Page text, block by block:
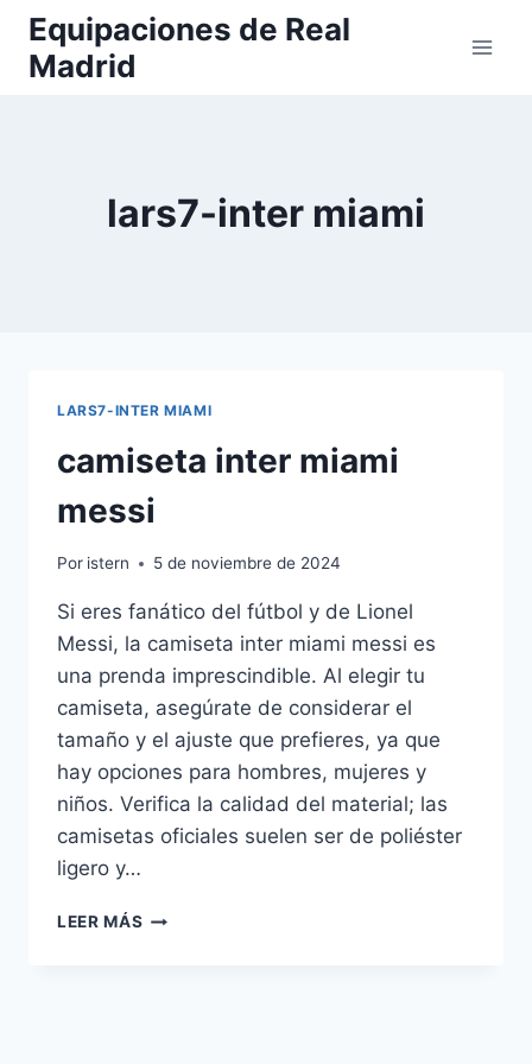
Saltar
contenido
Equipaciones de Real
Madrid
lars7-inter miami
LARS7-INTER MIAMI
camiseta inter miami
messi
Por istern 5 de noviembre de 2024
Si eres fanático del fútbol y de Lionel
Messi, la camiseta inter miami messi es
una prenda imprescindible. Al elegir tu
camiseta, asegúrate de considerar el
tamaño y el ajuste que prefieres, ya que
hay opciones para hombres, mujeres y
niños. Verifica la calidad del material; las
camisetas oficiales suelen ser de poliéster
ligero y…
LEER MÁS CAMISETA